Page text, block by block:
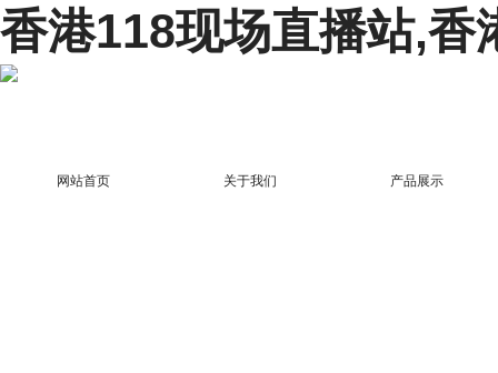
香港118现场直播站,香
网站首页 关于我们 产品展示